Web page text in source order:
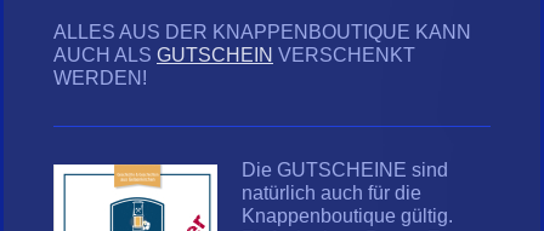
ALLES AUS DER KNAPPENBOUTIQUE KANN
AUCH ALS GUTSCHEIN VERSCHENKT
WERDEN!
Die GUTSCHEINE sind
natürlich auch für die
Knappenboutique gültig.